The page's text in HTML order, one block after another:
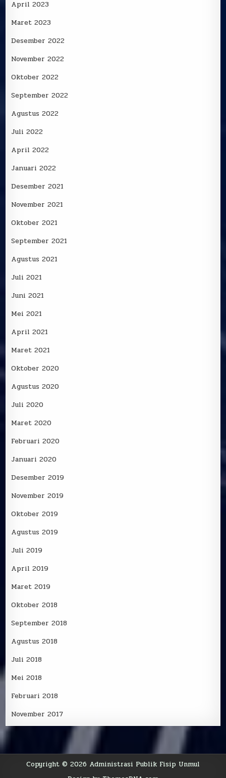
April 2023
Maret 2023
Desember 2022
November 2022
Oktober 2022
September 2022
Agustus 2022
Juli 2022
April 2022
Januari 2022
Desember 2021
November 2021
Oktober 2021
September 2021
Agustus 2021
Juli 2021
Juni 2021
Mei 2021
April 2021
Maret 2021
Oktober 2020
Agustus 2020
Juli 2020
Maret 2020
Februari 2020
Januari 2020
Desember 2019
November 2019
Oktober 2019
Agustus 2019
Juli 2019
April 2019
Maret 2019
Oktober 2018
September 2018
Agustus 2018
Juli 2018
Mei 2018
Februari 2018
November 2017
Copyright © 2026 Administrasi Publik Fisip Unmul